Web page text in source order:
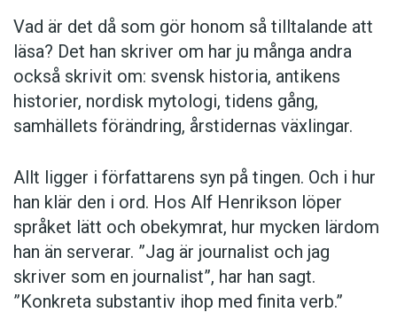
Vad är det då som gör honom så tilltalande att
läsa? Det han skriver om har ju många andra
också skrivit om: svensk historia, antikens
historier, nordisk mytologi, tidens gång,
samhällets förändring, årstidernas växlingar.
Allt ligger i författarens syn på tingen. Och i hur
han klär den i ord. Hos Alf Henrikson löper
språket lätt och obekymrat, hur mycken lärdom
han än serverar. ”Jag är journalist och jag
skriver som en journalist”, har han sagt.
”Konkreta substantiv ihop med finita verb.”